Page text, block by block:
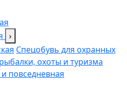
›
Спецобувь для охранных
охоты и туризма
повседневная